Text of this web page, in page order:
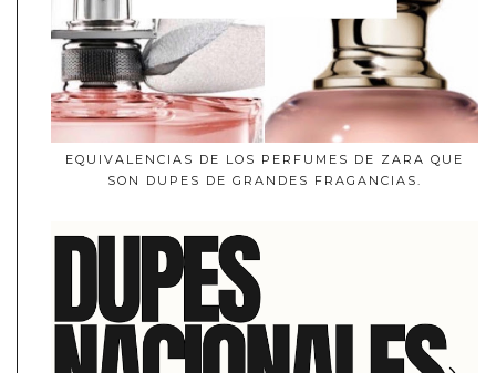
EQUIVALENCIAS DE LOS PERFUMES DE ZARA QUE
SON DUPES DE GRANDES FRAGANCIAS.